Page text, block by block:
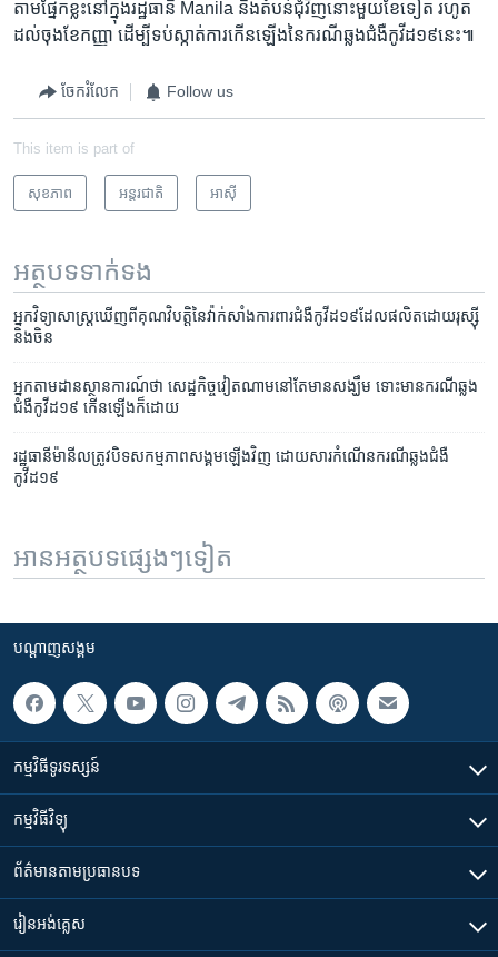
តាម​ផ្នែក​ខ្លះ​នៅ​ក្នុង​រដ្ឋ​ធានី Manila និង​តំបន់​ជុំវិញ​នោះ​មួយ​ខែ​ទៀត​ រហូត​
ដល់​ចុង​ខែ​កញ្ញា ដើម្បី​ទប់​ស្កាត់​ការ​កើន​ឡើងនៃករណី​ឆ្លង​ជំងឺ​កូវីដ​១៩​នេះ៕
ចែករំលែក Follow us
This item is part of
សុខភាព អន្តរជាតិ អាស៊ី
អត្ថបទ​ទាក់ទង
អ្នក​វិទ្យាសាស្រ្ត​ឃើញ​ពី​គុណវិបត្តិ​នៃ​វ៉ាក់សាំង​ការពារ​ជំងឺ​កូវីដ១៩​ដែល​ផលិត​ដោយ​​រុស្ស៊ី​
និង​​ចិន
អ្នក​តាមដាន​ស្ថានការណ៍​ថា សេដ្ឋកិច្ច​វៀតណាម​នៅតែ​មាន​សង្ឃឹម ទោះ​មាន​ករណី​ឆ្លង​
ជំងឺ​កូវីដ១៩ កើនឡើង​ក៏ដោយ
រដ្ឋធានី​ម៉ានីល​ត្រូវ​បិទ​សកម្មភាព​សង្គម​ឡើង​វិញ ដោយសារ​កំណើន​ករណី​ឆ្លង​ជំងឺ​
កូវីដ១៩​
អានអត្ថបទផ្សេងៗទៀត
បណ្តាញ​សង្គម
កម្មវិធី​ទូរទស្សន៍
កម្មវិធី​វិទ្យុ
ព័ត៌មាន​តាមប្រធានបទ​
រៀន​​អង់គ្លេស